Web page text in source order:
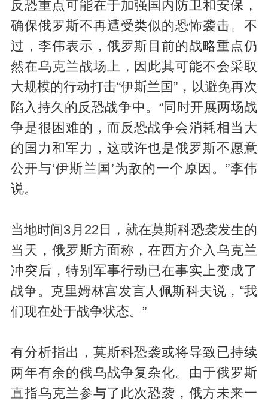
反恐重点可能在于加强国内防卫和安保，
确保俄罗斯不再遭受类似的恐怖袭击。不
过，李伟表示，俄罗斯目前的战略重点仍
然在乌克兰战场上，因此其可能不会采取
大规模的行动打击“伊斯兰国”，以避免再次
陷入持久的反恐战争中。“同时开展两场战
争是很困难的，而反恐战争会消耗相当大
的国力和军力，这或许也是俄罗斯不愿意
公开与‘伊斯兰国’为敌的一个原因。”李伟
说。
当地时间3月22日，就在莫斯科恐袭发生的
当天，俄罗斯方面称，在西方介入乌克兰
冲突后，特别军事行动已在事实上变成了
战争。克里姆林宫发言人佩斯科夫说，“我
们现在处于战争状态。”
有分析指出，莫斯科恐袭或将导致已持续
两年有余的俄乌战争复杂化。由于俄罗斯
直指乌克兰参与了此次恐袭，俄方未来一